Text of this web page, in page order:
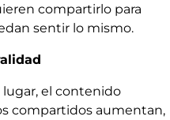
compartirlo para
sentir lo mismo.
lugar, el contenido
compartidos aumentan,